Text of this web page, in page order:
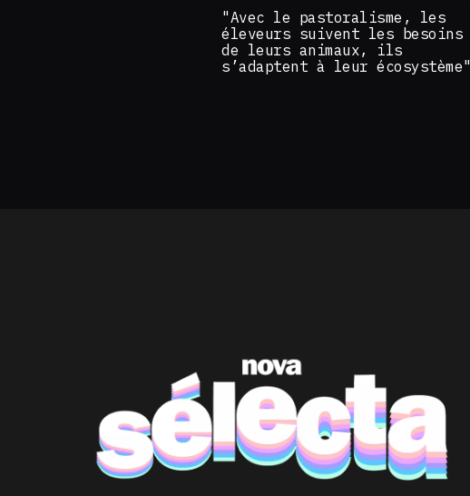
"Avec le pastoralisme, les
éleveurs suivent les besoins
de leurs animaux, ils
s’adaptent à leur écosystème"